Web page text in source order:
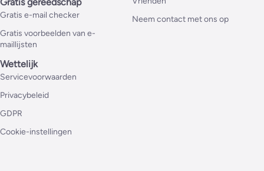
Gratis gereedschap
Gratis e-mail checker
Gratis voorbeelden van e-
maillijsten
Neem contact met ons op
Wettelijk
Servicevoorwaarden
Privacybeleid
GDPR
Cookie-instellingen